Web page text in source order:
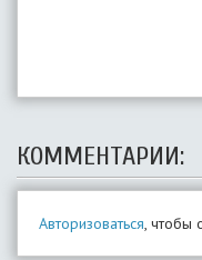
КОММЕНТАРИИ:
Авторизоваться, чтобы